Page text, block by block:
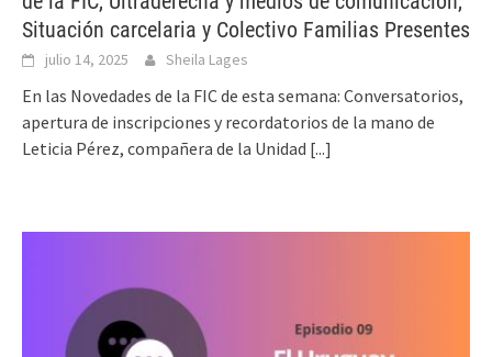
Situación carcelaria y Colectivo Familias Presentes
julio 14, 2025 Sheila Lages
En las Novedades de la FIC de esta semana: Conversatorios,
apertura de inscripciones y recordatorios de la mano de
Leticia Pérez, compañera de la Unidad [...]